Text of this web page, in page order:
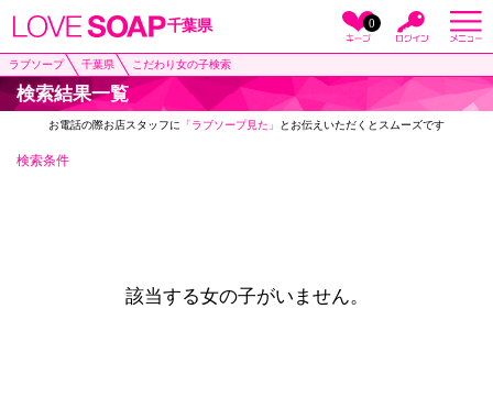
千葉県 0
ラブソープ 千葉県 こだわり女の子検索
検索結果一覧
お電話の際お店スタッフに 「ラブソープ見た」 とお伝えいただくとスムーズです
検索条件
該当する女の子がいません。